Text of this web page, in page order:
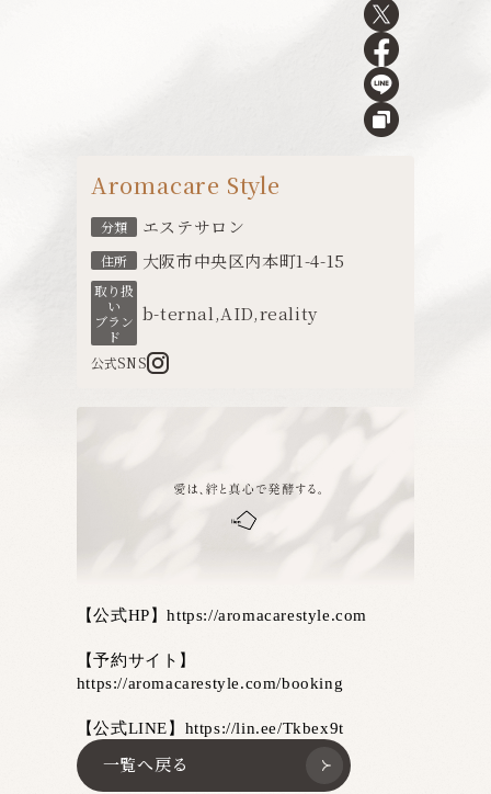
Aromacare Style
分類 エステサロン
住所 大阪市中央区内本町1-4-15
取り扱
い
ブラン
ド
b-ternal,AID,reality
公式SNS
【公式HP】https://aromacarestyle.com
【予約サイト】
https://aromacarestyle.com/booking
【公式LINE】https://lin.ee/Tkbex9t
一覧へ戻る